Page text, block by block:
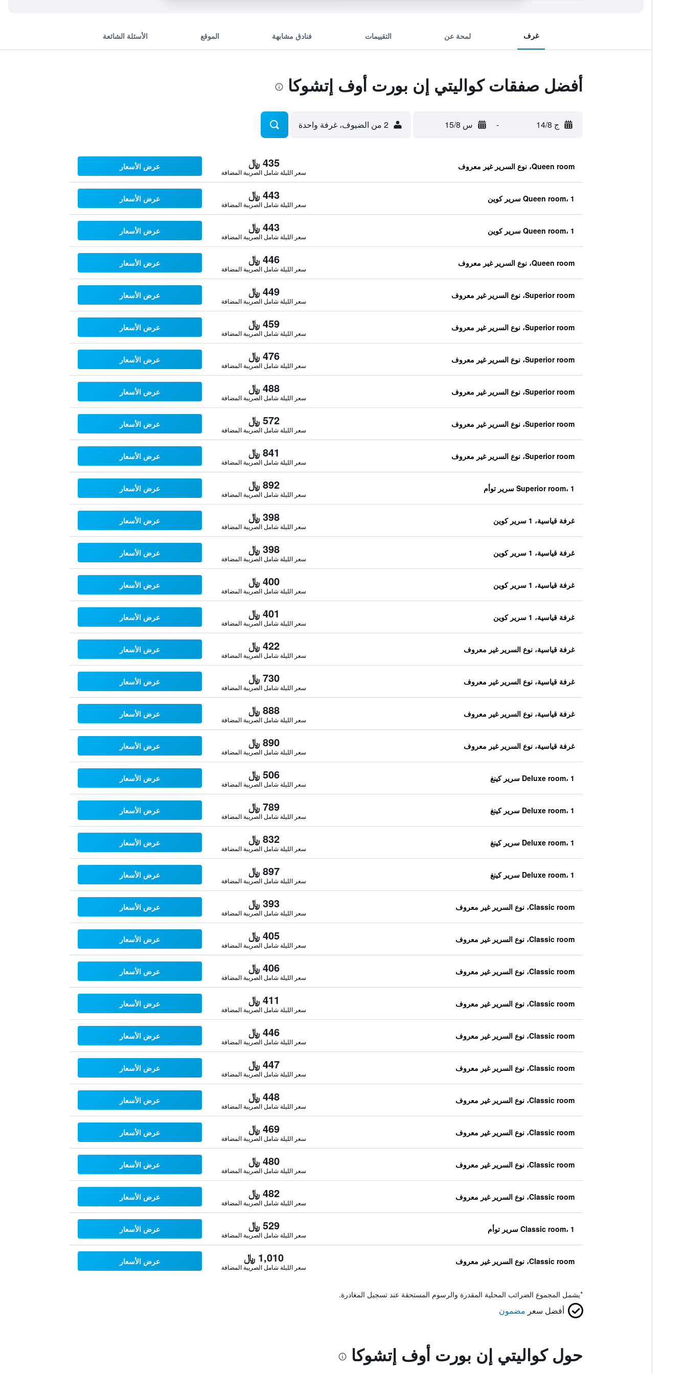
غرف لمحة عن التقييمات فنادق مشابهة الموقع الأسئلة الشائعة
أفضل صفقات كواليتي إن بورت أوف إتشوكا
ج 14/8 - س 15/8 2 من الضيوف، غرفة واحدة
Queen room، نوع السرير غير معروف 435 ﷼
سعر الليلة شامل الصريبة المضافة
عرض الأسعار
Queen room، 1 سرير كوين 443 ﷼
سعر الليلة شامل الصريبة المضافة
عرض الأسعار
Queen room، 1 سرير كوين 443 ﷼
سعر الليلة شامل الصريبة المضافة
عرض الأسعار
Queen room، نوع السرير غير معروف 446 ﷼
سعر الليلة شامل الصريبة المضافة
عرض الأسعار
Superior room، نوع السرير غير معروف 449 ﷼
سعر الليلة شامل الصريبة المضافة
عرض الأسعار
Superior room، نوع السرير غير معروف 459 ﷼
سعر الليلة شامل الصريبة المضافة
عرض الأسعار
Superior room، نوع السرير غير معروف 476 ﷼
سعر الليلة شامل الصريبة المضافة
عرض الأسعار
Superior room، نوع السرير غير معروف 488 ﷼
سعر الليلة شامل الصريبة المضافة
عرض الأسعار
Superior room، نوع السرير غير معروف 572 ﷼
سعر الليلة شامل الصريبة المضافة
عرض الأسعار
Superior room، نوع السرير غير معروف 841 ﷼
سعر الليلة شامل الصريبة المضافة
عرض الأسعار
Superior room، 1 سرير توأم 892 ﷼
سعر الليلة شامل الصريبة المضافة
عرض الأسعار
غرفة قياسية، 1 سرير كوين 398 ﷼
سعر الليلة شامل الصريبة المضافة
عرض الأسعار
غرفة قياسية، 1 سرير كوين 398 ﷼
سعر الليلة شامل الصريبة المضافة
عرض الأسعار
غرفة قياسية، 1 سرير كوين 400 ﷼
سعر الليلة شامل الصريبة المضافة
عرض الأسعار
غرفة قياسية، 1 سرير كوين 401 ﷼
سعر الليلة شامل الصريبة المضافة
عرض الأسعار
غرفة قياسية، نوع السرير غير معروف 422 ﷼
سعر الليلة شامل الصريبة المضافة
عرض الأسعار
غرفة قياسية، نوع السرير غير معروف 730 ﷼
سعر الليلة شامل الصريبة المضافة
عرض الأسعار
غرفة قياسية، نوع السرير غير معروف 888 ﷼
سعر الليلة شامل الصريبة المضافة
عرض الأسعار
غرفة قياسية، نوع السرير غير معروف 890 ﷼
سعر الليلة شامل الصريبة المضافة
عرض الأسعار
Deluxe room، 1 سرير كينغ 506 ﷼
سعر الليلة شامل الصريبة المضافة
عرض الأسعار
Deluxe room، 1 سرير كينغ 789 ﷼
سعر الليلة شامل الصريبة المضافة
عرض الأسعار
Deluxe room، 1 سرير كينغ 832 ﷼
سعر الليلة شامل الصريبة المضافة
عرض الأسعار
Deluxe room، 1 سرير كينغ 897 ﷼
سعر الليلة شامل الصريبة المضافة
عرض الأسعار
Classic room، نوع السرير غير معروف 393 ﷼
سعر الليلة شامل الصريبة المضافة
عرض الأسعار
Classic room، نوع السرير غير معروف 405 ﷼
سعر الليلة شامل الصريبة المضافة
عرض الأسعار
Classic room، نوع السرير غير معروف 406 ﷼
سعر الليلة شامل الصريبة المضافة
عرض الأسعار
Classic room، نوع السرير غير معروف 411 ﷼
سعر الليلة شامل الصريبة المضافة
عرض الأسعار
Classic room، نوع السرير غير معروف 446 ﷼
سعر الليلة شامل الصريبة المضافة
عرض الأسعار
Classic room، نوع السرير غير معروف 447 ﷼
سعر الليلة شامل الصريبة المضافة
عرض الأسعار
Classic room، نوع السرير غير معروف 448 ﷼
سعر الليلة شامل الصريبة المضافة
عرض الأسعار
Classic room، نوع السرير غير معروف 469 ﷼
سعر الليلة شامل الصريبة المضافة
عرض الأسعار
Classic room، نوع السرير غير معروف 480 ﷼
سعر الليلة شامل الصريبة المضافة
عرض الأسعار
Classic room، نوع السرير غير معروف 482 ﷼
سعر الليلة شامل الصريبة المضافة
عرض الأسعار
Classic room، 1 سرير توأم 529 ﷼
سعر الليلة شامل الصريبة المضافة
عرض الأسعار
Classic room، نوع السرير غير معروف 1,010 ﷼
سعر الليلة شامل الصريبة المضافة
عرض الأسعار
*يشمل المجموع الضرائب المحلية المقدرة والرسوم المستحقة عند تسجيل المغادرة.
أفضل سعر مضمون
حول كواليتي إن بورت أوف إتشوكا